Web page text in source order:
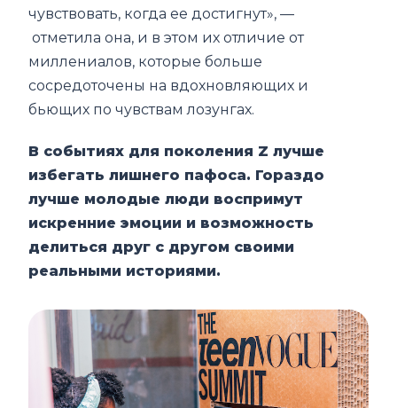
чувствовать, когда ее достигнут», —
отметила она, и в этом их отличие от
миллениалов, которые больше
сосредоточены на вдохновляющих и
бьющих по чувствам лозунгах.
В событиях для поколения Z лучше
избегать лишнего пафоса. Гораздо
лучше молодые люди воспримут
искренние эмоции и возможность
делиться друг с другом своими
реальными историями.